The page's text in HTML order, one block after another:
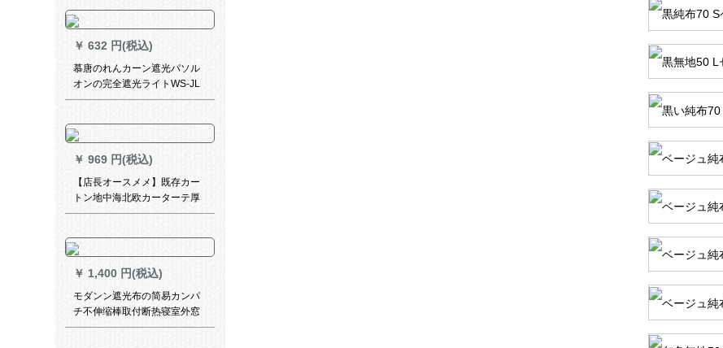
全遮光オイルアートパッド不
要（遮光率98%）
￥ 632 円(税込)
慕唐のれんカーン遮光パソル
オンの完全遮光ライトWS-JL
13-80 1平方メートルメ-トル
￥ 969 円(税込)
【店長オースメメ】既存カー
トン地中海北欧カーターテ厚
手遮光寝室リービグー出窓UV
ク加工幅2.0 m*高さ2.1 m
￥ 1,400 円(税込)
モダンン遮光布の简易カンパ
チ不伸缩棒取付断热寝室外窓
カーターテの幅2.7*2.8 m